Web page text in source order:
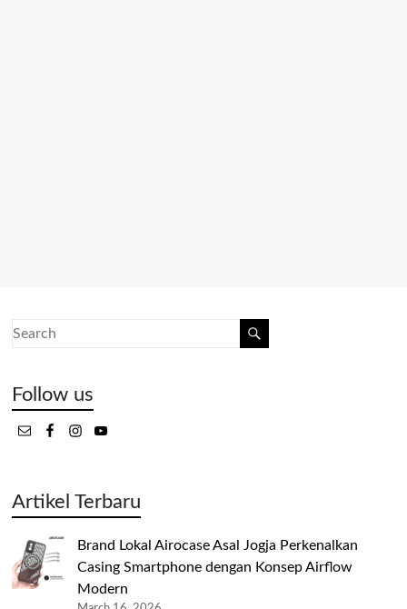
Follow us
Artikel Terbaru
Brand Lokal Airocase Asal Jogja Perkenalkan
Casing Smartphone dengan Konsep Airflow
Modern